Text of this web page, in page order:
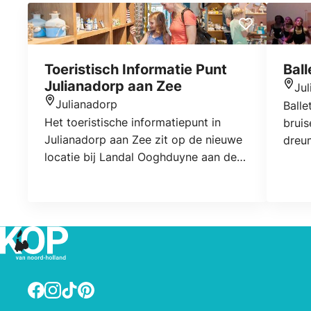
Toeristisch Informatie Punt
Julianadorp aan Zee
Julianadorp
Het toeristische informatiepunt in
Julianadorp aan Zee zit op de nieuwe
locatie bij Landal Ooghduyne aan de
Facebook
Instagram
TikTokPinterest